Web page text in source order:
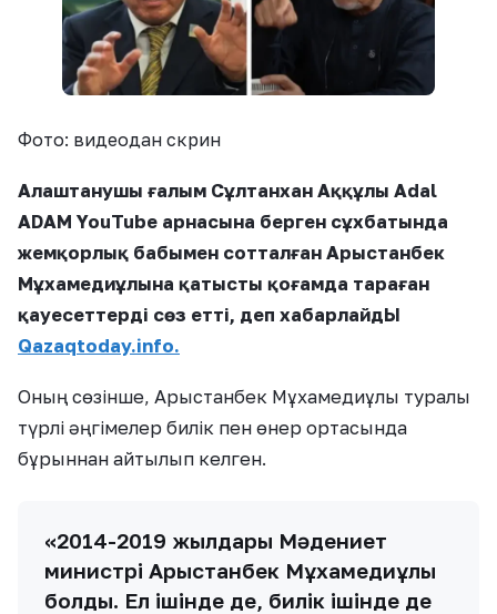
Фото: видеодан скрин
Алаштанушы ғалым Сұлтанхан Аққұлы Adal
ADAM YouTube арнасына берген сұхбатында
жемқорлық бабымен сотталған Арыстанбек
Мұхамедиұлына қатысты қоғамда тараған
қауесеттерді сөз етті, деп хабарлайдЫ
Qazaqtoday.info.
Оның сөзінше, Арыстанбек Мұхамедиұлы туралы
түрлі әңгімелер билік пен өнер ортасында
бұрыннан айтылып келген.
«2014-2019 жылдары Мәдениет
министрі Арыстанбек Мұхамедиұлы
болды. Ел ішінде де, билік ішінде де